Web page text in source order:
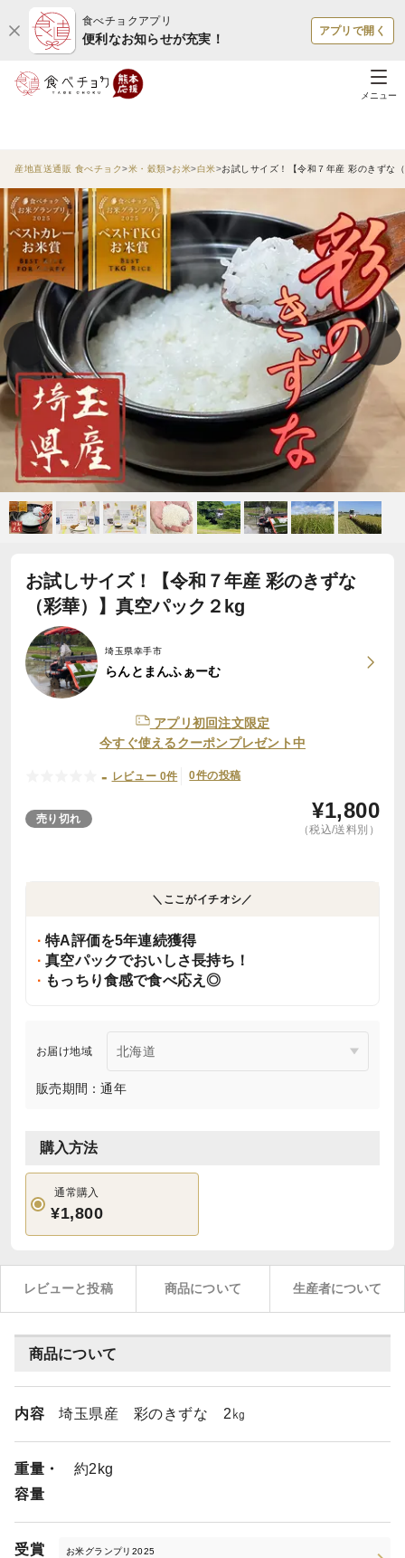
食べチョクアプリ
便利なお知らせが充実！
アプリで開く
メニュー
産地直送通販 食べチョク 米・穀類 お米 白米 お試しサイズ！【令和７年産 彩のきずな
お試しサイズ！【令和７年産 彩のきずな
（彩華）】真空パック２kg
埼玉県幸手市
らんとまんふぁーむ
アプリ初回注文限定
今すぐ使えるクーポンプレゼント中
- レビュー 0件 0件の投稿
売り切れ ¥1,800
（税込/送料別）
＼ここがイチオシ／
特A評価を5年連続獲得
真空パックでおいしさ長持ち！
もっちり食感で食べ応え◎
お届け地域
販売期間：通年
購入方法
通常購入
¥1,800
レビューと投稿 商品について 生産者について
商品について
内容 埼玉県産 彩のきずな 2㎏
重量・
容量
約2kg
受賞 お米グランプリ2025